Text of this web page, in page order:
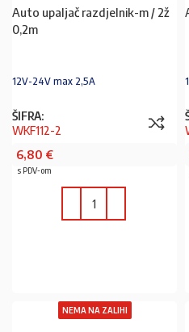
Auto upaljač razdjelnik-m / 2ž
0,2m
12V-24V max 2,5A
ŠIFRA:
WKF112-2
6,80 €
s PDV-om
NEMA NA ZALIHI